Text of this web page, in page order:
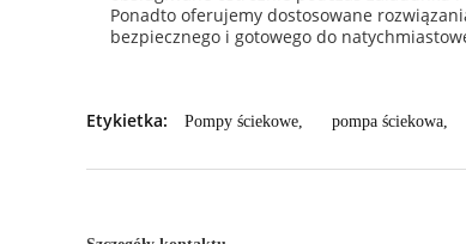
Ponadto oferujemy dostosowane
bezpiecznego i gotowego do
Etykietka: Pompy ściekowe, pompa ściekowa,